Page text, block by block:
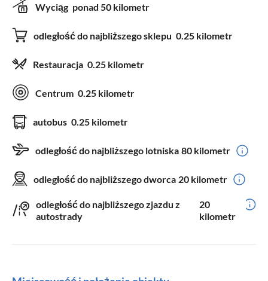
Wyciąg ponad 50 kilometr
odległość do najbliższego sklepu 0.25 kilometr
Restauracja 0.25 kilometr
Centrum 0.25 kilometr
autobus 0.25 kilometr
odległość do najbliższego lotniska 80 kilometr
odległość do najbliższego dworca 20 kilometr
odległość do najbliższego zjazdu z
autostrady
20
kilometr